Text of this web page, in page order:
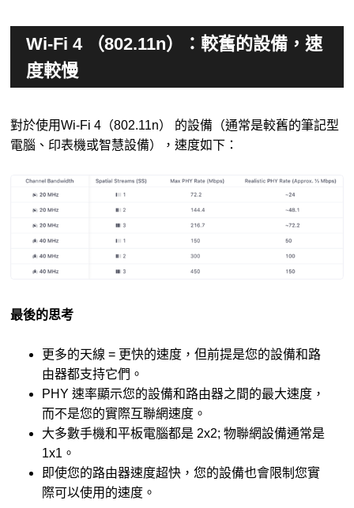
Wi-Fi 4 （802.11n）：較舊的設備，速
度較慢
對於使用Wi-Fi 4（802.11n） 的設備（通常是較舊的筆記型
電腦、印表機或智慧設備），速度如下：
最後的思考
更多的天線 = 更快的速度，但前提是您的設備和路
由器都支持它們。
PHY 速率顯示您的設備和路由器之間的最大速度，
而不是您的實際互聯網速度。
大多數手機和平板電腦都是 2x2; 物聯網設備通常是
1x1。
即使您的路由器速度超快，您的設備也會限制您實
際可以使用的速度。